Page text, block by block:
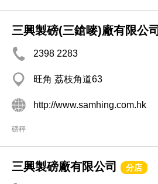
三興製磅(三鎗嘜)廠有限公司
2398 2283
旺角 荔枝角道63
http://www.samhing.com.hk
磅秤
三興製磅廠有限公司 分店